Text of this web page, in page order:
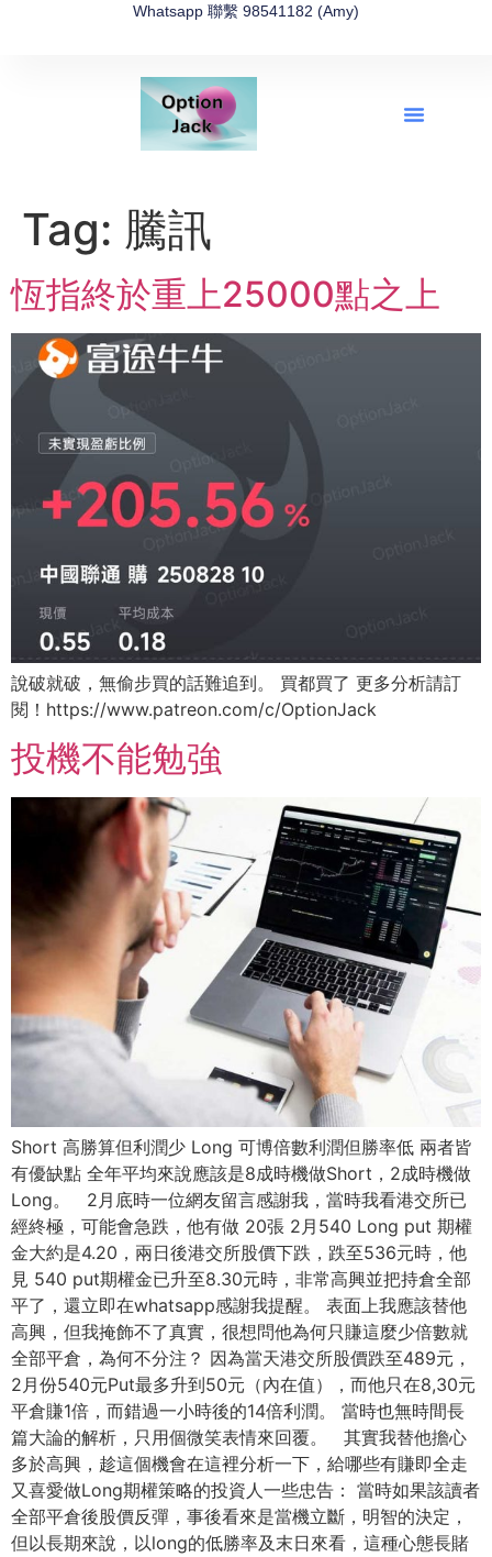
Whatsapp 聯繫 98541182 (Amy)
Tag: 騰訊
恆指終於重上25000點之上
說破就破，無偷步買的話難追到。 買都買了 更多分析請訂
閱！https://www.patreon.com/c/OptionJack
投機不能勉強
Short 高勝算但利潤少 Long 可博倍數利潤但勝率低 兩者皆
有優缺點 全年平均來說應該是8成時機做Short，2成時機做
Long。 2月底時一位網友留言感謝我，當時我看港交所已
經終極，可能會急跌，他有做 20張 2月540 Long put 期權
金大約是4.20，兩日後港交所股價下跌，跌至536元時，他
見 540 put期權金已升至8.30元時，非常高興並把持倉全部
平了，還立即在whatsapp感謝我提醒。 表面上我應該替他
高興，但我掩飾不了真實，很想問他為何只賺這麼少倍數就
全部平倉，為何不分注？ 因為當天港交所股價跌至489元，
2月份540元Put最多升到50元（內在值），而他只在8,30元
平倉賺1倍，而錯過一小時後的14倍利潤。 當時也無時間長
篇大論的解析，只用個微笑表情來回覆。 其實我替他擔心
多於高興，趁這個機會在這裡分析一下，給哪些有賺即全走
又喜愛做Long期權策略的投資人一些忠告： 當時如果該讀者
全部平倉後股價反彈，事後看來是當機立斷，明智的決定，
但以長期來說，以long的低勝率及末日來看，這種心態長賭